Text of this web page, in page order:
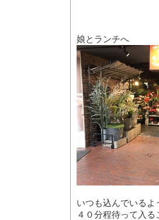
娘とランチへ
いつも込んでいるよ
４０分程待って入る